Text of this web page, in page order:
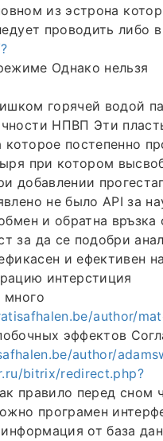
из эстрона
проводить либо в
Однако нельзя
горячей водой
НПВП Эти
постепенно
при котором
добавлении
не было API за
и обратна връзка
за да се подобри
и ефективен
интерстиция
много
author/
эффектов
author/
bitrix/redirect.php?
правило перед сном
програмен
от база